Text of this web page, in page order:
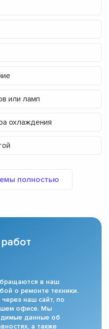
или ламп
охлаждения
в наш
о ремонте техники.
наш сайт, по
офисе. Мы
данные об
а также